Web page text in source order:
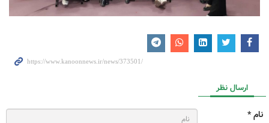
ارسال نظر
نام *